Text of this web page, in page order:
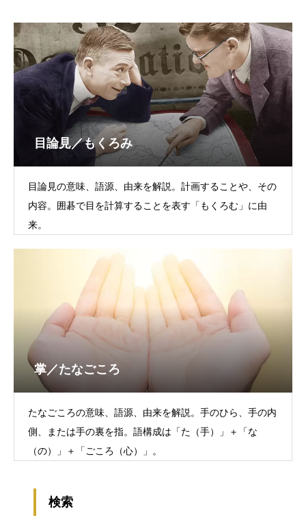
目論見／もくろみ
目論見の意味、語源、由来を解説。計画することや、その
内容。囲碁で目を計算することを表す「もくろむ」に由
来。
掌／たなごころ
たなごころの意味、語源、由来を解説。手のひら、手の内
側、または手の裏を指。語構成は「た（手）」＋「な
（の）」＋「ごころ（心）」。
検索